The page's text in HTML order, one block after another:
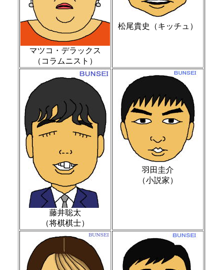
マツコ・デラックス
（コラムニスト）
松尾貴史（キッチュ）
藤井聡太
（将棋棋士）
羽田圭介
（小説家）